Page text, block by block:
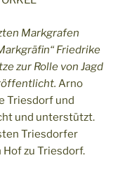
Markgrafen
Friedrike
zur Rolle von Jagd
Arno
Triesdorf und
und unterstützt.
Triesdorfer
zu Triesdorf.